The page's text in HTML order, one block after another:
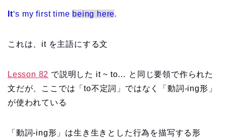
It‘s my first time being here.
これは、it を主語にする文
Lesson 82 で説明した it ~ to… と同じ要領で作られた
文だが、ここでは「to不定詞」ではなく「動詞-ing形」
が使われている
「動詞-ing形」は生き生きとした行為を描写する形